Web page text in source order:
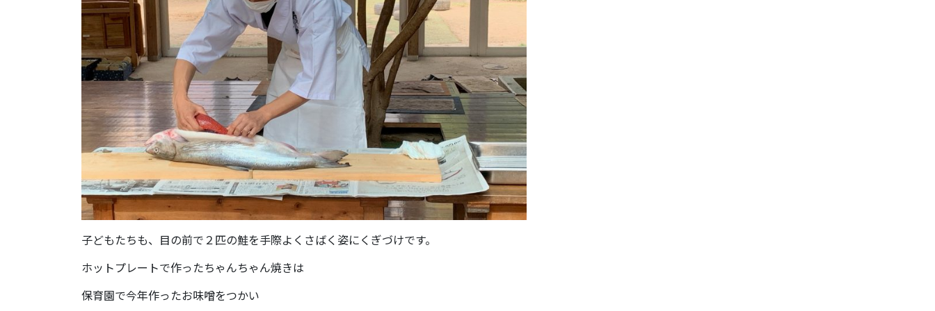
子どもたちも、目の前で２匹の鮭を手際よくさばく姿にくぎづけです。
ホットプレートで作ったちゃんちゃん焼きは
保育園で今年作ったお味噌をつかい